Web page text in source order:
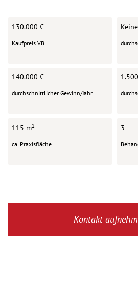
130.000 €
Kaufpreis VB
140.000 €
durchschnittlicher Gewinn/Jahr
1.500
115 m2
ca. Praxisfläche
3
Kontakt